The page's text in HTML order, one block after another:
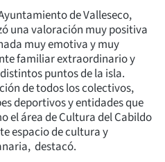
de Valleseco,
una valoración muy positiva
muy emotiva y muy
familiar extraordinario y
puntos de la isla.
de todos los colectivos,
deportivos y entidades que
el área de Cultura del Cabildo
espacio de cultura y
destacó.